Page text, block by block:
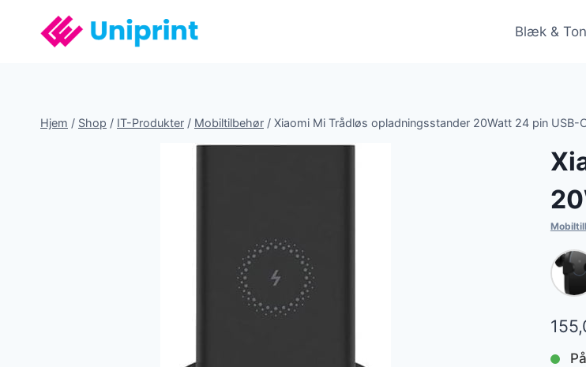
Blæk &
Hjem / Shop / IT-Produkter / Mobiltilbehør / Xiaomi Mi Trådløs opladningsstander 20Watt 24 pin USB-